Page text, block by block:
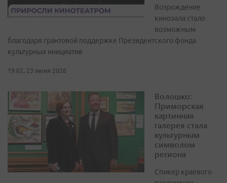
Возрождение
кинозала стало
возможным
благодаря грантовой поддержке Президентского фонда
культурных инициатив
19:02, 23 июня 2026
Волошко:
Приморская
картинная
галерея стала
культурным
символом
региона
Спикер краевого